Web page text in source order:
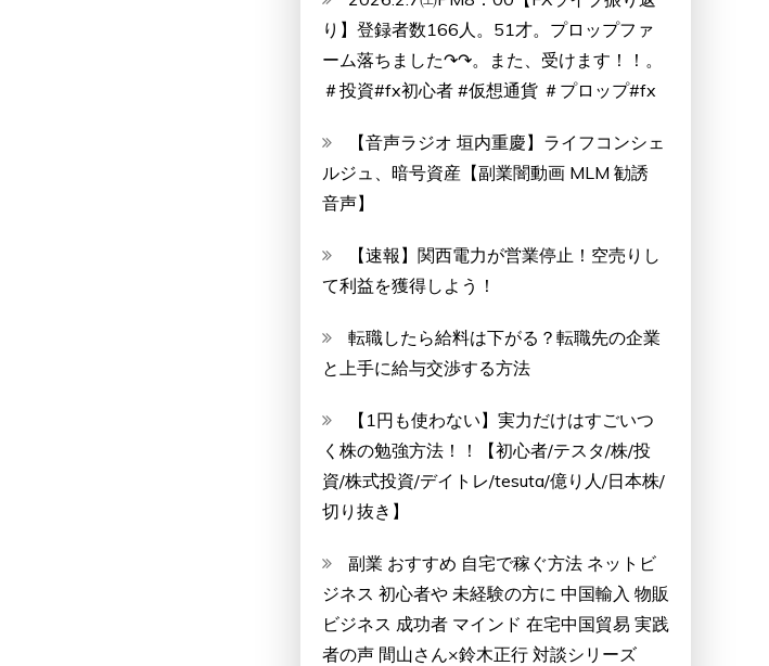
り】登録者数166人。51才。プロップファ
ーム落ちました↷↷。また、受けます！！。
＃投資#fx初心者 #仮想通貨 ＃プロップ#fx
【音声ラジオ 垣内重慶】ライフコンシェ
ルジュ、暗号資産【副業闇動画 MLM 勧誘
音声】
【速報】関西電力が営業停止！空売りし
て利益を獲得しよう！
転職したら給料は下がる？転職先の企業
と上手に給与交渉する方法
【1円も使わない】実力だけはすごいつ
く株の勉強方法！！【初心者/テスタ/株/投
資/株式投資/デイトレ/tesuta/億り人/日本株/
切り抜き】
副業 おすすめ 自宅で稼ぐ方法 ネットビ
ジネス 初心者や 未経験の方に 中国輸入 物販
ビジネス 成功者 マインド 在宅中国貿易 実践
者の声 間山さん×鈴木正行 対談シリーズ